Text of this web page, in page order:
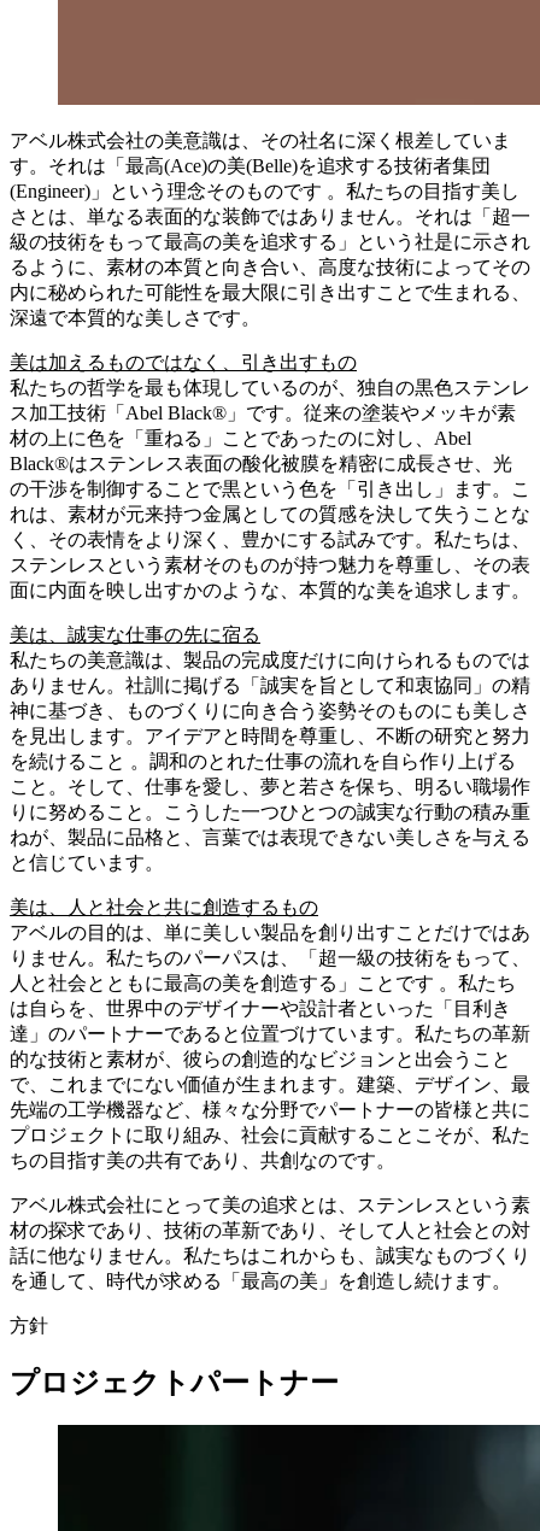
アベル株式会社の美意識は、その社名に深く根差していま
す。それは「最高(Ace)の美(Belle)を追求する技術者集団
(Engineer)」という理念そのものです 。私たちの目指す美し
さとは、単なる表面的な装飾ではありません。それは「超一
級の技術をもって最高の美を追求する」という社是に示され
るように、素材の本質と向き合い、高度な技術によってその
内に秘められた可能性を最大限に引き出すことで生まれる、
深遠で本質的な美しさです。
美は加えるものではなく、引き出すもの
私たちの哲学を最も体現しているのが、独自の黒色ステンレ
ス加工技術「Abel Black®」です。従来の塗装やメッキが素
材の上に色を「重ねる」ことであったのに対し、Abel
Black®はステンレス表面の酸化被膜を精密に成長させ、光
の干渉を制御することで黒という色を「引き出し」ます。こ
れは、素材が元来持つ金属としての質感を決して失うことな
く、その表情をより深く、豊かにする試みです。私たちは、
ステンレスという素材そのものが持つ魅力を尊重し、その表
面に内面を映し出すかのような、本質的な美を追求します。
美は、誠実な仕事の先に宿る
私たちの美意識は、製品の完成度だけに向けられるものでは
ありません。社訓に掲げる「誠実を旨として和衷協同」の精
神に基づき、ものづくりに向き合う姿勢そのものにも美しさ
を見出します。アイデアと時間を尊重し、不断の研究と努力
を続けること 。調和のとれた仕事の流れを自ら作り上げる
こと。そして、仕事を愛し、夢と若さを保ち、明るい職場作
りに努めること。こうした一つひとつの誠実な行動の積み重
ねが、製品に品格と、言葉では表現できない美しさを与える
と信じています。
美は、人と社会と共に創造するもの
アベルの目的は、単に美しい製品を創り出すことだけではあ
りません。私たちのパーパスは、「超一級の技術をもって、
人と社会とともに最高の美を創造する」ことです 。私たち
は自らを、世界中のデザイナーや設計者といった「目利き
達」のパートナーであると位置づけています。私たちの革新
的な技術と素材が、彼らの創造的なビジョンと出会うこと
で、これまでにない価値が生まれます。建築、デザイン、最
先端の工学機器など、様々な分野でパートナーの皆様と共に
プロジェクトに取り組み、社会に貢献することこそが、私た
ちの目指す美の共有であり、共創なのです。
アベル株式会社にとって美の追求とは、ステンレスという素
材の探求であり、技術の革新であり、そして人と社会との対
話に他なりません。私たちはこれからも、誠実なものづくり
を通して、時代が求める「最高の美」を創造し続けます。
方針
プロジェクトパートナー